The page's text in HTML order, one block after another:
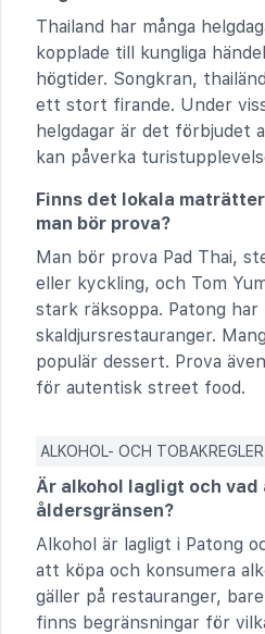
Thailand har många
kopplade till kungliga
högtider. Songkran,
ett stort firande. Under
helgdagar är det förbjudet
kan påverka
Finns det lokala
man bör prova?
Man bör prova Pad Thai,
eller kyckling, och Tom
stark räksoppa. Patong har
skaldjursrestauranger.
populär dessert. Prova
för autentisk street food.
ALKOHOL- OCH TOBAKREGLER
Är alkohol lagligt och vad
åldersgränsen?
Alkohol är lagligt i Patong
att köpa och konsumera
gäller på restauranger,
finns begränsningar för